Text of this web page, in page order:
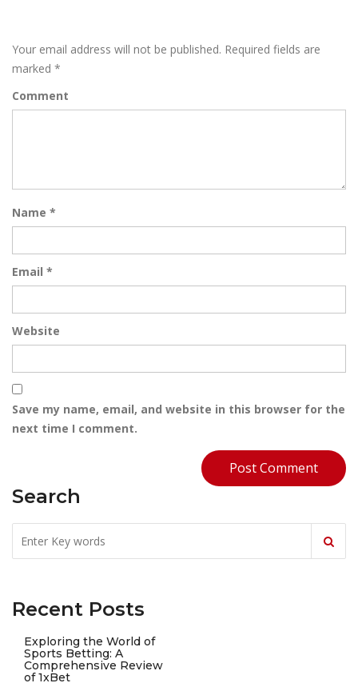
Your email address will not be published. Required fields are
marked *
Comment
Name *
Email *
Website
Save my name, email, and website in this browser for the
next time I comment.
Search
Recent Posts
Exploring the World of
Sports Betting: A
Comprehensive Review
of 1xBet